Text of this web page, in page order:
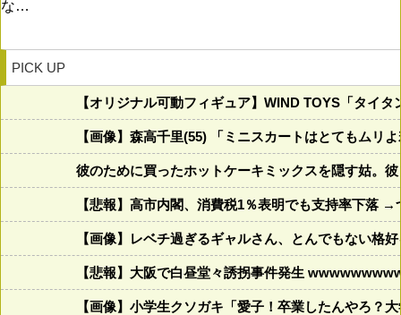
な…
PICK UP
【オリジナル可動フィギュア】WIND TOYS「タイ
【画像】森高千里(55) 「ミニスカートはとてもム
彼のために買ったホットケーキミックスを隠す姑。
【悲報】高市内閣、消費税1％表明でも支持率下落 →
【画像】レベチ過ぎるギャルさん、とんでもない格
【悲報】大阪で白昼堂々誘拐事件発生
【画像】小学生クソガキ「愛子！卒業したんやろ